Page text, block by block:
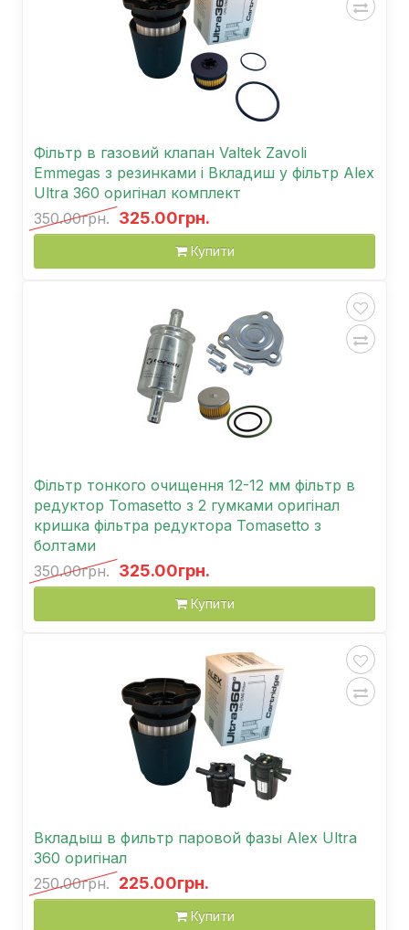
Фільтр в газовий клапан Valtek Zavoli
Emmegas з резинками і Вкладиш у фільтр Alex
Ultra 360 оригінал комплект
350.00грн. 325.00грн.
Купити
Фільтр тонкого очищення 12-12 мм фільтр в
редуктор Tomasetto з 2 гумками оригінал
кришка фільтра редуктора Tomasetto з
болтами
350.00грн. 325.00грн.
Купити
Вкладыш в фильтр паровой фазы Аlex Ultra
360 оригінал
250.00грн. 225.00грн.
Купити